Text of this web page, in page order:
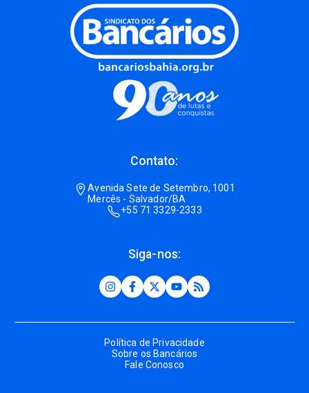
Contato:
Avenida Sete de Setembro, 1001
Mercês - Salvador/BA
+55 71 3329-2333
Siga-nos:
Política de Privacidade
Sobre os Bancários
Fale Conosco